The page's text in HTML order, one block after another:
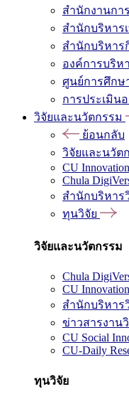
สำนักงานกา
สำนักบริหาร
สำนักบริหาร
องค์การบริห
ศูนย์การศึกษ
การประเมิน
วิจัยและนวัตกรรม
ย้อนกลับ
วิจัยและนวัต
CU
Chula
สำนักบริหาร
ทุนวิจัย
วิจัยและนวัตกรรม
Chula
CU
สำนักบริหาร
ข่าวสารงาน
CU Social
CU-Daily
ทุนวิจัย